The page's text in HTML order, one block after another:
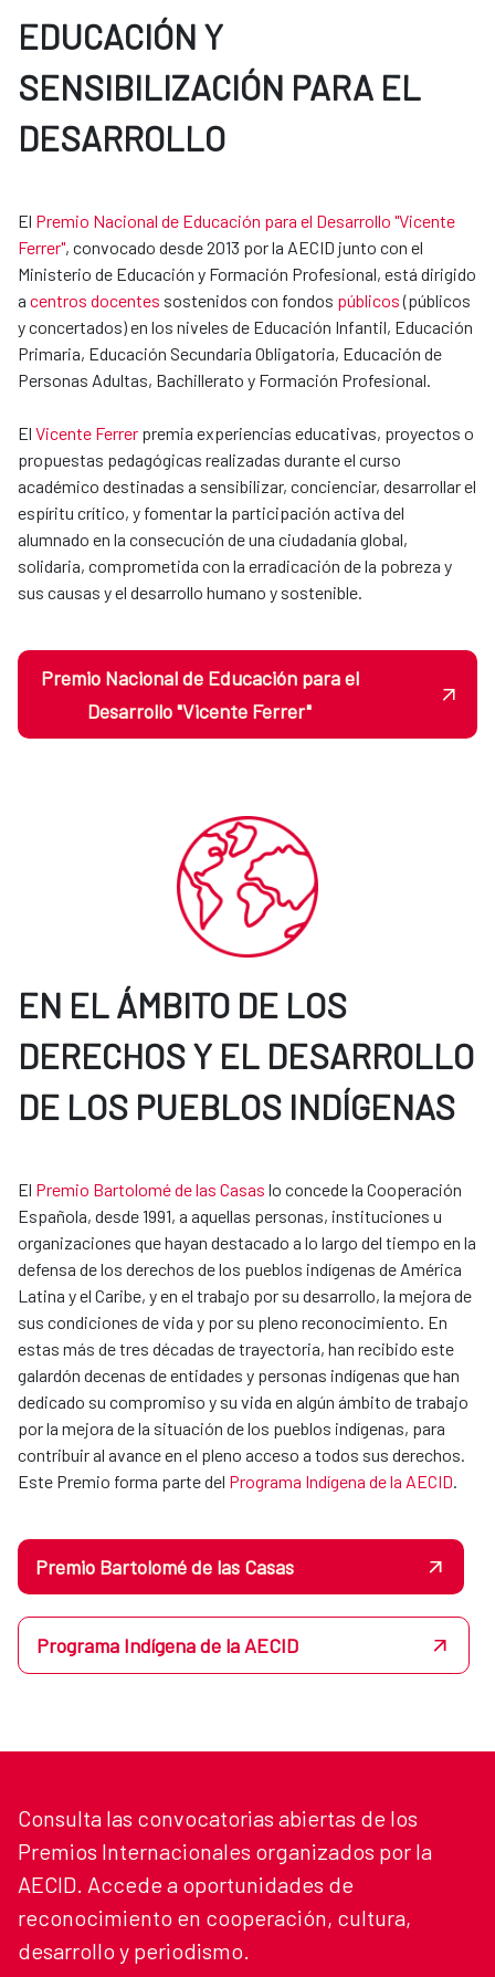
EDUCACIÓN Y
SENSIBILIZACIÓN PARA EL
DESARROLLO
El Premio Nacional de Educación para el Desarrollo "Vicente
Ferrer", convocado desde 2013 por la AECID junto con el
Ministerio de Educación y Formación Profesional, está dirigido
a centros docentes sostenidos con fondos públicos(públicos
y concertados) en los niveles de Educación Infantil, Educación
Primaria, Educación Secundaria Obligatoria, Educación de​​
Personas Adultas, Bachillerato y Formación Profesional.
El Vicente Ferrer premia experiencias educativas, proyectos o
propuestas pedagógicas realizadas durante el curso
académico destinadas a sensibilizar, concienciar, desarrollar el
espíritu crítico, y fomentar la participación activa del
alumnado en la consecución de una ciudadanía global,
solidaria, comprometida con la erradicación de la pobreza y
sus causas y el desarrollo humano y sostenible.
Premio Nacional de Educación para el
Desarrollo "Vicente Ferrer"
EN EL ÁMBITO DE LOS
DERECHOS Y EL DESARROLLO
DE LOS PUEBLOS INDÍGENAS
El Premio Bartolomé de las Casas lo concede la Cooperación
Española, desde 1991, a aquellas personas, instituciones u
organizaciones que hayan destacado a lo largo del tiempo en la
defensa de los derechos de los pueblos indígenas de América
Latina y el Caribe, y en el trabajo por su desarrollo, la mejora de
sus condiciones de vida y por su pleno reconocimiento. En
estas más de tres décadas de trayectoria, han recibido este
galardón decenas de entidades y personas indígenas que han
dedicado su compromiso y su vida en algún ámbito de trabajo
por la mejora de la situación de los pueblos indígenas, para
contribuir al avance en el pleno acceso a todos sus derechos.
Este Premio forma parte del Programa Indígena de la AECID
Premio Bartolomé de las Casas
Programa Indígena de la AECID
Consulta las convocatorias abiertas de los
Premios Internacionales organizados por la
AECID. Accede a oportunidades de
reconocimiento en cooperación, cultura,
desarrollo y periodismo.